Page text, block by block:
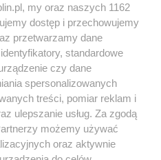
treści
my oraz naszych 1162
dostęp i przechowujemy
przetwarzamy dane
standardowe
czy dane
spersonalizowanych
treści, pomiar reklam i
ulepszanie usług. Za zgodą
możemy używać
oraz aktywnie